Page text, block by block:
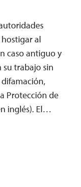
al
caso antiguo y
trabajo sin
Protección de
inglés). El…